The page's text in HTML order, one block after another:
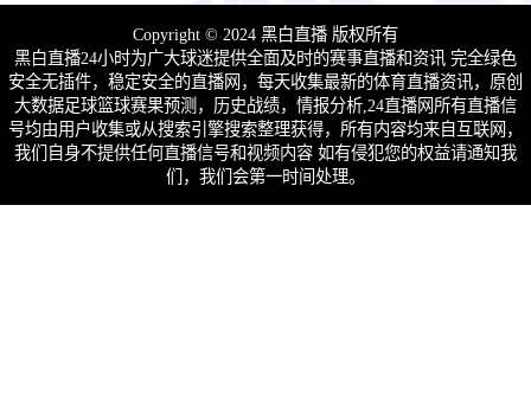
Copyright © 2024 黑白直播 版权所有
黑白直播24小时为广大球迷提供全面及时的赛事直播和资讯 完全绿色
安全无插件，稳定安全的直播网，每天收集最新的体育直播资讯，原创
大数据足球篮球赛果预测，历史战绩，情报分析,24直播网所有直播信
号均由用户收集或从搜索引擎搜索整理获得，所有内容均来自互联网，
我们自身不提供任何直播信号和视频内容 如有侵犯您的权益请通知我
们，我们会第一时间处理。